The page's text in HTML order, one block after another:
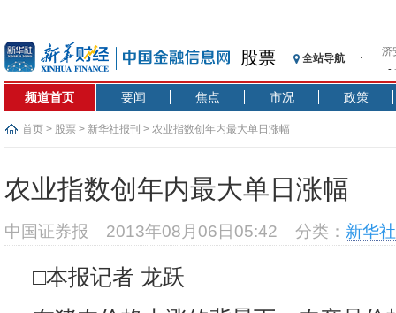
股票 全站导航
【
记
沥
频道首页 要闻 焦点 市况 政策
首页 > 股票 > 新华社报刊 > 农业指数创年内最大单日涨幅
农业指数创年内最大单日涨幅
中国证券报 2013年08月06日05:42 分类： 新华
□本报记者 龙跃